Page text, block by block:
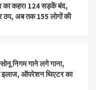
का कहर! 124 सड़कें बंद,
ठप, अब तक 155 लोगों की
निगम गाने लगे गाना,
इलाज, ऑपरेशन थिएटर का